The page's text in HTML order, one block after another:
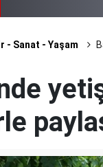
- Sanat - Yaşam